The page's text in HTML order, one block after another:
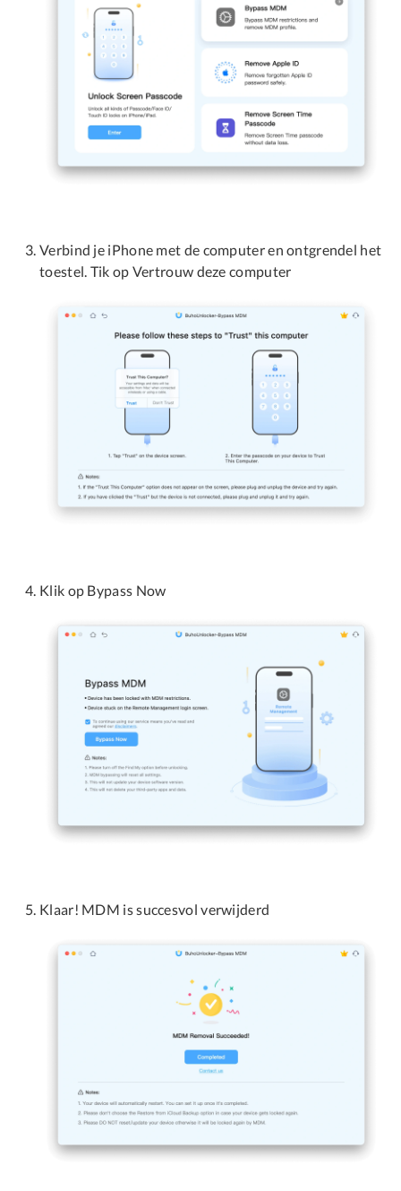
Verbind je iPhone met de computer en ontgrendel het
toestel. Tik op Vertrouw deze computer
Klik op Bypass Now
Klaar! MDM is succesvol verwijderd